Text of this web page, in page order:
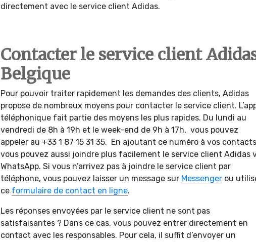
directement avec le service client Adidas.
Contacter le service client
Belgique
Pour pouvoir traiter rapidement les demandes des clients, Adidas
propose de nombreux moyens pour contacter le service client.
téléphonique fait partie des moyens les plus rapides. Du lundi au
vendredi de 8h à 19h et le week-end de 9h à 17h, vous pouvez
appeler au +33 1 87 15 31 35. En ajoutant ce numéro à vos
vous pouvez aussi joindre plus facilement le service client Adidas
WhatsApp. Si vous n’arrivez pas à joindre le service client par
téléphone, vous pouvez laisser un message sur Messenger ou
ce formulaire de contact en ligne.
Les réponses envoyées par le service client ne sont pas
satisfaisantes ? Dans ce cas, vous pouvez entrer directement en
contact avec les responsables. Pour cela, il suffit d’envoyer un